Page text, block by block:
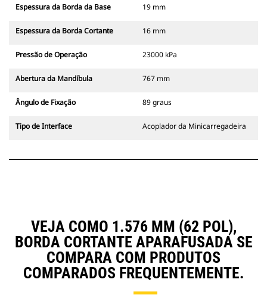
Espessura da Borda da Base 19 mm
Espessura da Borda Cortante 16 mm
Pressão de Operação 23000 kPa
Abertura da Mandíbula 767 mm
Ângulo de Fixação 89 graus
Tipo de Interface Acoplador da Minicarregadeira
VEJA COMO 1.576 MM (62 POL),
BORDA CORTANTE APARAFUSADA SE
COMPARA COM PRODUTOS
COMPARADOS FREQUENTEMENTE.